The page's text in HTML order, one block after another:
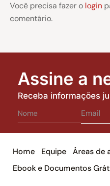
Você precisa fazer o login
comentário.
Assine a
Receba informações
Home Equipe Áreas de
Ebook e Documentos